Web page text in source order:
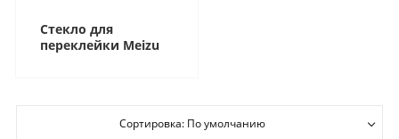
Стекло для
переклейки Meizu
Сортировка: По умолчанию